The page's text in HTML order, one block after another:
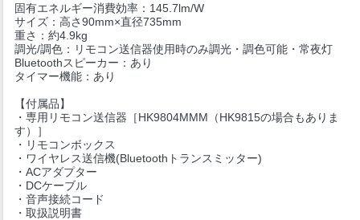
固有エネルギー消費効率：145.7lm/W
サイズ：高さ90mm×直径735mm
重さ：約4.9kg
調光/調色：リモコン送信器使用時のみ調光・調色可能・常夜灯
Bluetoothスピーカー：あり
タイマー機能：あり
【付属品】
・専用リモコン送信器［HK9804MMM（HK9815の場合もありま
す）］
・リモコンボックス
・ワイヤレス送信機(Bluetoothトランスミッター)
・ACアダプター
・DCケーブル
・音声接続コード
・取扱説明書